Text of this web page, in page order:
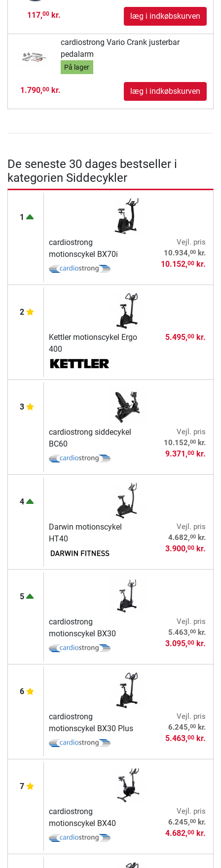
117,00kr. læg i indkøbskurven
cardiostrong Vario Crank justerbar
pedalarm
På lager
1.790,00kr. læg i indkøbskurven
De seneste 30 dages bestseller i
kategorien Siddecykler
1
cardiostrong
motionscykel BX70i
Vejl. pris
10.934,00kr.
10.152,00kr.
2
Kettler motionscykel Ergo
400
5.495,00kr.
3
cardiostrong siddecykel
BC60
Vejl. pris
10.152,00kr.
9.371,00kr.
4
Darwin motionscykel
HT40
Vejl. pris
4.682,00kr.
3.900,00kr.
5
cardiostrong
motionscykel BX30
Vejl. pris
5.463,00kr.
3.095,00kr.
6
cardiostrong
motionscykel BX30 Plus
Vejl. pris
6.245,00kr.
5.463,00kr.
7
cardiostrong
motionscykel BX40
Vejl. pris
6.245,00kr.
4.682,00kr.